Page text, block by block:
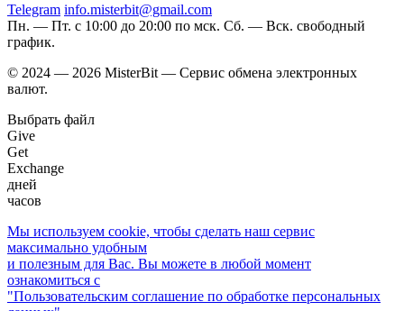
Telegram info.misterbit@gmail.com
Пн. — Пт. с 10:00 до 20:00 по мск. Сб. — Вск. свободный
график.
© 2024 — 2026 MisterBit — Сервис обмена электронных
валют.
Выбрать файл
Give
Get
Exchange
дней
часов
Мы используем coоkie, чтобы сделать наш сервис
максимально удобным
и полезным для Вас. Вы можете в любой момент
ознакомиться с
"Пользовательским соглашение по обработке персональных